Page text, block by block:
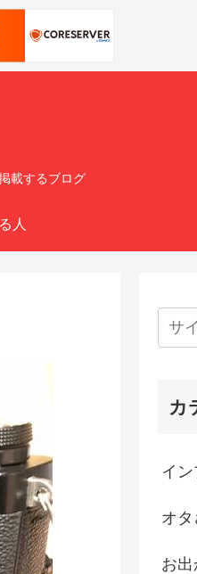
載するブログ
人
カ
イ
オタ
お